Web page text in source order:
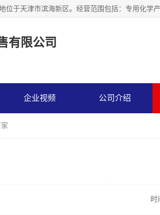
有限公司
企业视频 公司介绍
时